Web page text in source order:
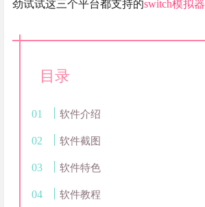
劲试试这三个平台都支持的switch模拟器
目录
软件介绍
软件截图
软件特色
软件教程